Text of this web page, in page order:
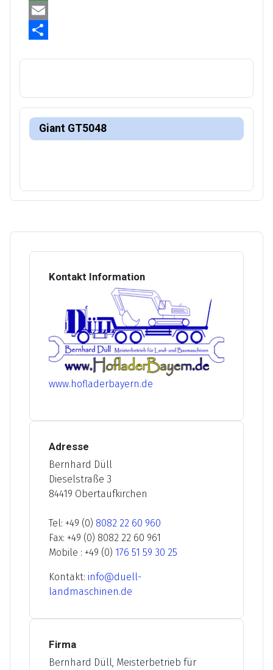
WhatsApp
Email
Giant GT5048
Kontakt Information
www.hofladerbayern.de
Adresse
Bernhard Düll
Dieselstraße 3
84419 Obertaufkirchen
Tel: +49 (0) 8082 22 60 960
Fax: +49 (0) 8082 22 60 961
Mobile : +49 (0) 176 51 59 30 25
Kontakt: info@duell-
landmaschinen.de
Firma
Bernhard Düll, Meisterbetrieb für